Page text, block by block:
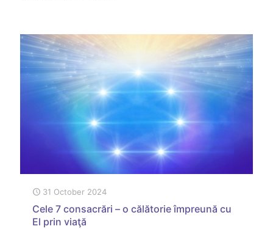
31 October 2024
Cele 7 consacrări – o călătorie împreună cu
El prin viaţă